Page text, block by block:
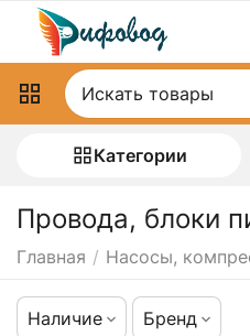
Категории
Провода, блоки
Главная / Насосы,
Наличие Бренд